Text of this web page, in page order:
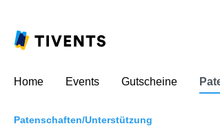
Home Events Gutscheine
Patenschaften/Unterstützung